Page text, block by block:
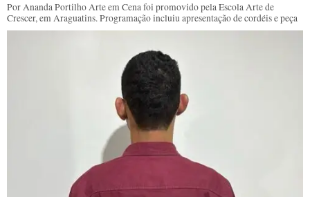
Por Ananda Portilho Arte em Cena foi promovido pela Escola Arte de
Crescer, em Araguatins. Programação incluiu apresentação de cordéis e peça